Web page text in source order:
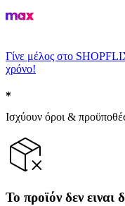
Γίνε μέλος στο
χρόνο!
Ισχύουν όροι &
Το προϊόν δεν ειναι